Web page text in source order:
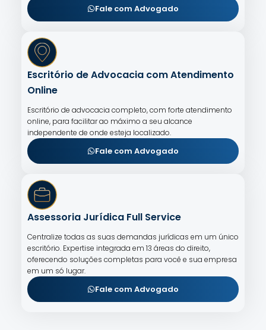
Fale com Advogado
Escritório de Advocacia com Atendimento
Online
Escritório de advocacia completo, com forte atendimento
online, para facilitar ao máximo a seu alcance
independente de onde esteja localizado.
Fale com Advogado
Assessoria Jurídica Full Service
Centralize todas as suas demandas jurídicas em um único
escritório. Expertise integrada em 13 áreas do direito,
oferecendo soluções completas para você e sua empresa
em um só lugar.
Fale com Advogado